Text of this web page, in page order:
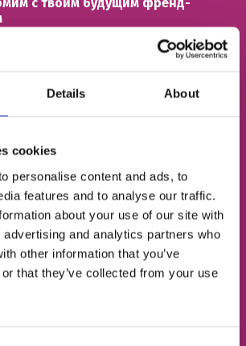
Details About
cookies
personalise content and ads, to
features and to analyse our traffic.
about your use of our site with
and analytics partners who
other information that you’ve
that they’ve collected from your use
конфиденциальности